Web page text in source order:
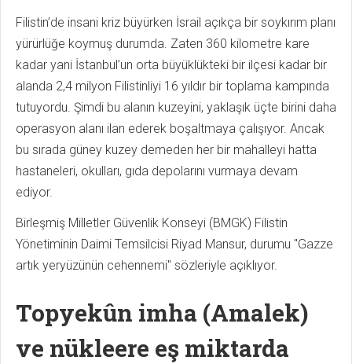
Filistin’de insani kriz büyürken İsrail açıkça bir soykırım planı
yürürlüğe koymuş durumda. Zaten 360 kilometre kare
kadar yani İstanbul’un orta büyüklükteki bir ilçesi kadar bir
alanda 2,4 milyon Filistinliyi 16 yıldır bir toplama kampında
tutuyordu. Şimdi bu alanın kuzeyini, yaklaşık üçte birini daha
operasyon alanı ilan ederek boşaltmaya çalışıyor. Ancak
bu sırada güney kuzey demeden her bir mahalleyi hatta
hastaneleri, okulları, gıda depolarını vurmaya devam
ediyor.
Birleşmiş Milletler Güvenlik Konseyi (BMGK) Filistin
Yönetiminin Daimi Temsilcisi Riyad Mansur, durumu "Gazze
artık yeryüzünün cehennemi" sözleriyle açıklıyor.
Topyekûn imha (Amalek)
ve nükleere eş miktarda